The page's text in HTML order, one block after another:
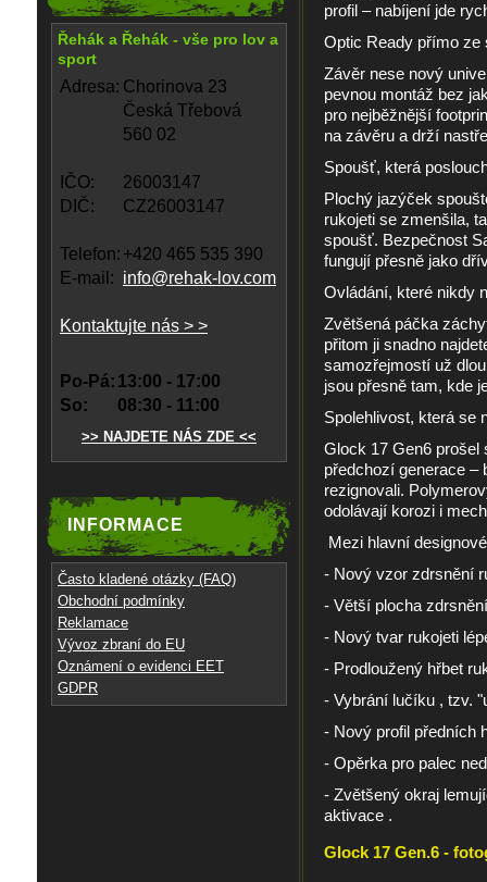
Řehák a Řehák - vše pro lov a
sport
Adresa: Chorinova 23
Česká Třebová
560 02
IČO:
26003147
DIČ:
CZ26003147
Telefon: +420 465 535 390
E-mail: info@rehak-lov.com
Kontaktujte nás > >
Po-Pá: 13:00 - 17:00
So:
08:30 - 11:00
>> NAJDETE NÁS ZDE <<
INFORMACE
Často kladené otázky (FAQ)
Obchodní podmínky
Reklamace
Vývoz zbraní do EU
Oznámení o evidenci EET
GDPR
profil – nabíjení jde
Optic Ready přímo ze
Závěr nese nový
pevnou montáž bez
pro nejběžnější
na závěru a drží
Spoušť, která
Plochý jazýček
rukojeti se zmenšila,
spoušť. Bezpečnost
fungují přesně jako
Ovládání, které nikdy
Zvětšená páčka
přitom ji snadno
samozřejmostí už
jsou přesně tam, kde
Spolehlivost, která se
Glock 17 Gen6
předchozí generace –
rezignovali.
odolávají korozi i
Mezi hlavní
- Nový vzor zdrsnění
- Větší plocha
- Nový tvar rukojeti
- Prodloužený hřbet
- Vybrání lučíku , tzv.
- Nový profil předních
- Opěrka pro palec
- Zvětšený okraj
aktivace .
Glock 17 Gen.6 -